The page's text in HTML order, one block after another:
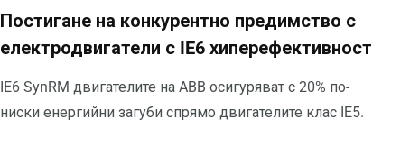
Постигане на конкурентно предимство с
електродвигатели с IE6 хиперефективност
IE6 SynRM двигателите на ABB осигуряват с 20% по-
ниски енергийни загуби спрямо двигателите клас IE5.